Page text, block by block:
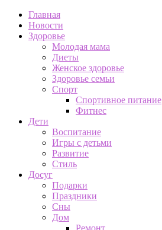
Главная
Новости
Здоровье
Молодая мама
Диеты
Женское здоровье
Здоровье семьи
Спорт
Спортивное питание
Фитнес
Дети
Воспитание
Игры с детьми
Развитие
Стиль
Досуг
Подарки
Праздники
Сны
Дом
Ремонт